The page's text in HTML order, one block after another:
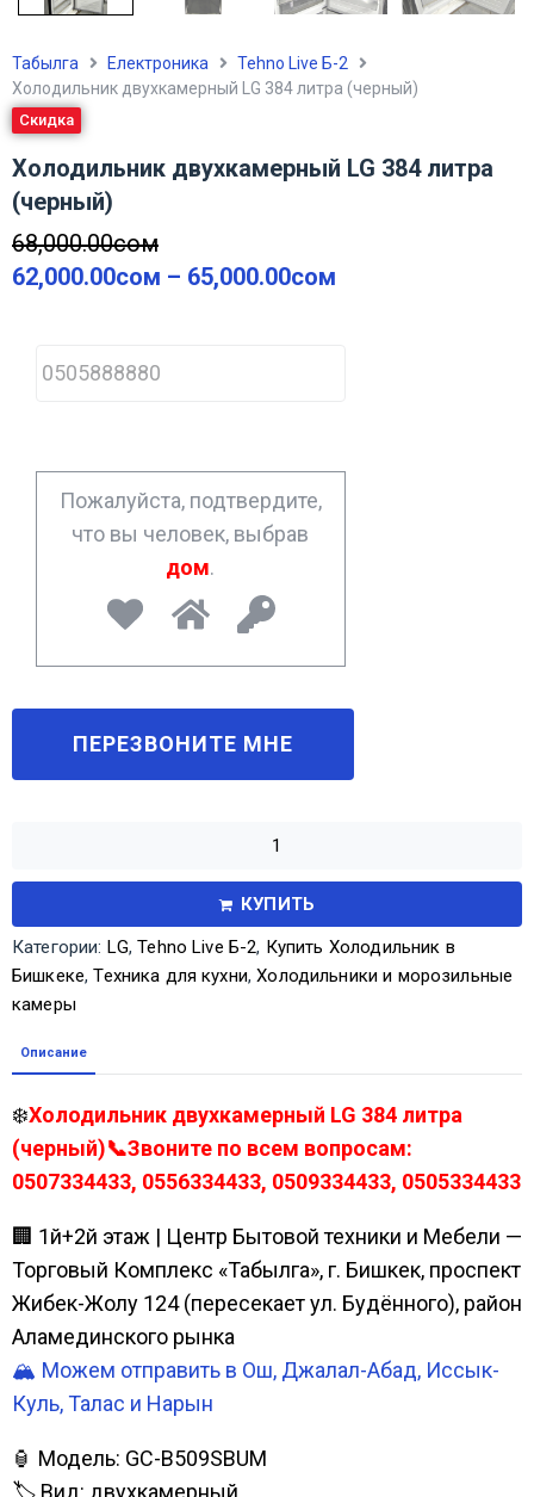
Табылга Електроника
Tehno Live Б-2
Холодильник двухкамерный LG 384 литра (черный)
Скидка
Холодильник двухкамерный LG 384 литра
(черный)
68,000.00сом
62,000.00сом – 65,000.00сом
h
o
*
Пожалуйста, подтвердите,
что вы человек, выбрав
дом.
КУПИТЬ
Категории: LG,Tehno Live Б-2, Купить Холодильник в
Бишкеке,Техника для кухни,Холодильники и морозильные
камеры
Описание
❄️Холодильник двухкамерный LG 384 литра
(черный)📞Звоните по всем вопросам:
0507334433, 0556334433, 0509334433, 0505334433
🏢 1й+2й этаж | Центр Бытовой техники и Мебели —
Торговый Комплекс «Табылга», г. Бишкек, проспект
Жибек-Жолу 124 (пересекает ул. Будённого), район
Аламединского рынка
🏔️ Можем отправить в Ош, Джалал-Абад, Иссык-
Куль, Талас и Нарын
🏮 Модель: GC-B509SBUM
🏷️ Вид: двухкамерный